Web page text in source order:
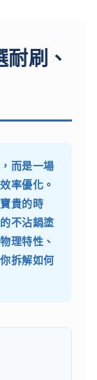
刷、
而是一場
率優化。
貴的時
不沾鍋塗
理特性、
拆解如何